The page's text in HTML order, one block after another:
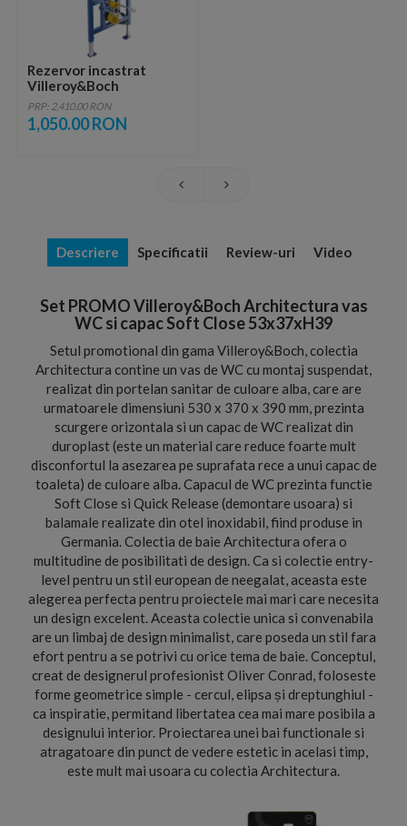
Rezervor incastrat
Villeroy&Boch
ViConnect
52,5x13,5xH112 cm
PRP: 2,410.00 RON
1,050.00 RON
Descriere Specificatii Review-uri Video
Set PROMO Villeroy&Boch Architectura vas
WC si capac Soft Close 53x37xH39
Setul promotional din gama Villeroy&Boch, colectia
Architectura contine un vas de WC cu montaj suspendat,
realizat din portelan sanitar de culoare alba, care are
urmatoarele dimensiuni 530 x 370 x 390 mm, prezinta
scurgere orizontala si un capac de WC realizat din
duroplast (este un material care reduce foarte mult
disconfortul la asezarea pe suprafata rece a unui capac de
toaleta) de culoare alba. Capacul de WC prezinta functie
Soft Close si Quick Release (demontare usoara) si
balamale realizate din otel inoxidabil, fiind produse in
Germania. Colectia de baie Architectura ofera o
multitudine de posibilitati de design. Ca si colectie entry-
level pentru un stil european de neegalat, aceasta este
alegerea perfecta pentru proiectele mai mari care necesita
un design excelent. Aceasta colectie unica si convenabila
are un limbaj de design minimalist, care poseda un stil fara
efort pentru a se potrivi cu orice tema de baie. Conceptul,
creat de designerul profesionist Oliver Conrad, foloseste
forme geometrice simple - cercul, elipsa și dreptunghiul -
ca inspiratie, permitand libertatea cea mai mare posibila a
designului interior. Proiectarea unei bai functionale si
atragatoare din punct de vedere estetic in acelasi timp,
este mult mai usoara cu colectia Architectura.